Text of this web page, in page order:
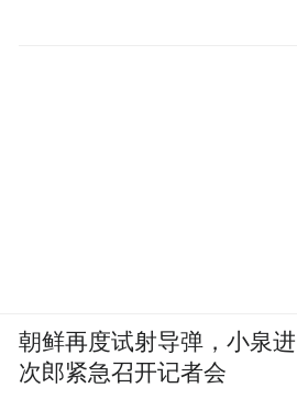
朝鲜再度试射导弹，小泉进
次郎紧急召开记者会